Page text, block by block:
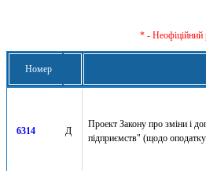
* - Неофіційний
Номер
6314 Д
Проект Закону про зміни і
підприємств" (щодо